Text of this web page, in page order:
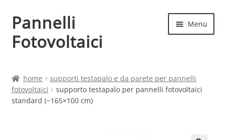
Vai
alla
navigazione
Vai
al
contenuto
Pannelli
Fotovoltaici
Menu
Cart
home
supporti testapalo e da parete per pannelli
fotovoltaici
supporto testapalo per pannelli fotovoltaici
standard (~165×100 cm)